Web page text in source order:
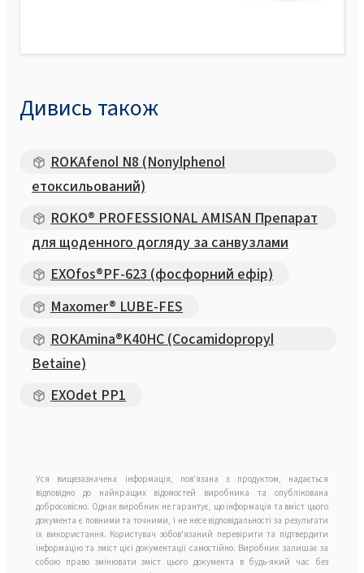
Дивись також
ROKAfenol N8 (Nonylphenol
етоксильований)
ROKO® PROFESSIONAL AMISAN Препарат
для щоденного догляду за санвузлами
EXOfos®PF-623 (фосфорний ефір)
Maxomer® LUBE-FES
ROKAmina®K40HC (Cocamidopropyl
Betaine)
EXOdet PP1
Уся вищезазначена інформація, пов’язана з продуктом, надається
відповідно до найкращих відомостей виробника та опублікована
добросовісно. Однак виробник не гарантує, що інформація та вміст цього
документа є повними та точними, і не несе відповідальності за результати
їх використання. Користувач зобов'язаний перевірити та підтвердити
інформацію та зміст цієї документації самостійно. Виробник залишає за
собою право змінювати зміст цього документа в будь-який час без